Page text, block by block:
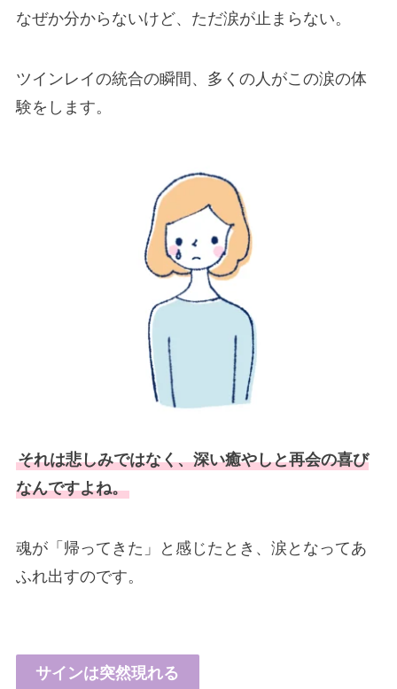
なぜか分からないけど、ただ涙が止まらない。
ツインレイの統合の瞬間、多くの人がこの涙の体
験をします。
それは悲しみではなく、深い癒やしと再会の喜び
なんですよね。
魂が「帰ってきた」と感じたとき、涙となってあ
ふれ出すのです。
サインは突然現れる